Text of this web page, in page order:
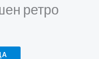
ретро